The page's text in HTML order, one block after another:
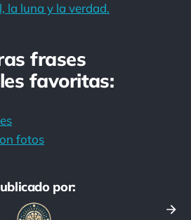
la luna y la verdad.
frases
favoritas:
fotos
por: